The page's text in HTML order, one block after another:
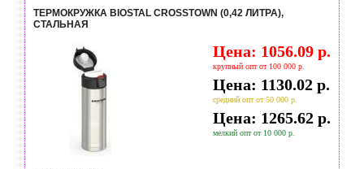
ТЕРМОКРУЖКА BIOSTAL CROSSTOWN (0,42 ЛИТРА),
СТАЛЬНАЯ
Цена: 1056.09 р.
крупный опт от 100 000 р.
Цена: 1130.02 р.
средний опт от 50 000 р.
Цена: 1265.62 р.
мелкий опт от 10 000 р.